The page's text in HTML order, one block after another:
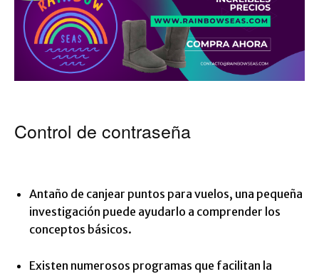
Control de contraseña
Antaño de canjear puntos para vuelos, una pequeña
investigación puede ayudarlo a comprender los
conceptos básicos.
Existen numerosos programas que facilitan la